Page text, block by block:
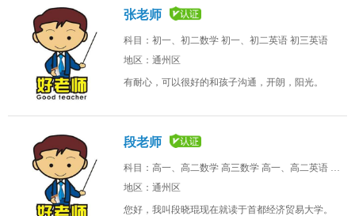
初中的语文英语课程，也可以帮助孩子完成家庭作
业，陪读和上自习等，由于暑假和大三时间较多，
口语和听力能力。
张老师
科目：初一、初二数学 初一、初二英语 初三英语
地区：通州区
有耐心，可以很好的和孩子沟通，开朗，阳光。
段老师
科目：高一、高二数学 高三数学 高一、高二英语 高三英语 高一、高二化学 高中生物
地区：通州区
您好，我叫段晓琨现在就读于首都经济贸易大学。